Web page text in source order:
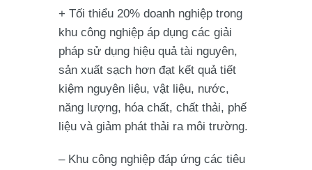
+ Tối thiểu 20% doanh nghiệp trong
khu công nghiệp áp dụng các giải
pháp sử dụng hiệu quả tài nguyên,
sản xuất sạch hơn đạt kết quả tiết
kiệm nguyên liệu, vật liệu, nước,
năng lượng, hóa chất, chất thải, phế
liệu và giảm phát thải ra môi trường.
– Khu công nghiệp đáp ứng các tiêu